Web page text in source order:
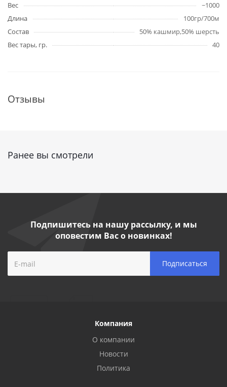
Вес
~1000
Длина
100гр/700м
Состав
50% кашмир,50% шерсть
Вес тары, гр.
40
Отзывы
Ранее вы смотрели
Подпишитесь на нашу рассылку, и мы
оповестим Вас о новинках!
Компания
О компании
Новости
Политика